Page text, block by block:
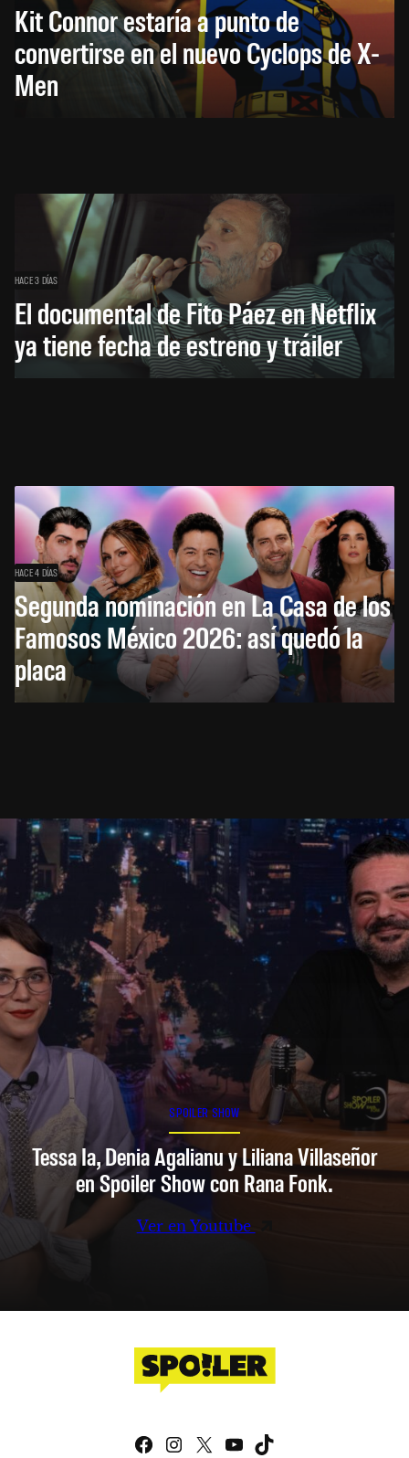
Kit Connor estaría a punto de
convertirse en el nuevo Cyclops de X-
Men
HACE 3 DÍAS
El documental de Fito Páez en Netflix
ya tiene fecha de estreno y tráiler
HACE 4 DÍAS
Segunda nominación en La Casa de los
Famosos México 2026: así quedó la
placa
SPOILER SHOW
Tessa Ia, Denia Agalianu y Liliana Villaseñor
en Spoiler Show con Rana Fonk.
Ver en Youtube
Facebook
Instagram
X YouTube